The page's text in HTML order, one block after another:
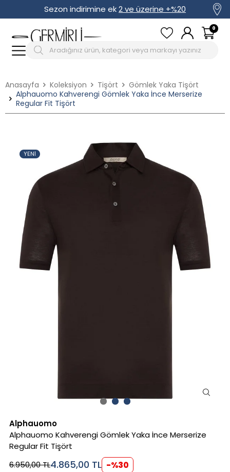
Sezon indirimine ek2 ve üzerine +%20
0
Anasayfa Koleksiyon Tişört
Gömlek Yaka Tişört
Alphauomo Kahverengi Gömlek Yaka İnce Merserize
Regular Fit Tişört
YENI
Alphauomo
Alphauomo Kahverengi Gömlek Yaka İnce Merserize
Regular Fit Tişört
6.950,00TL4.865,00 TL -%30